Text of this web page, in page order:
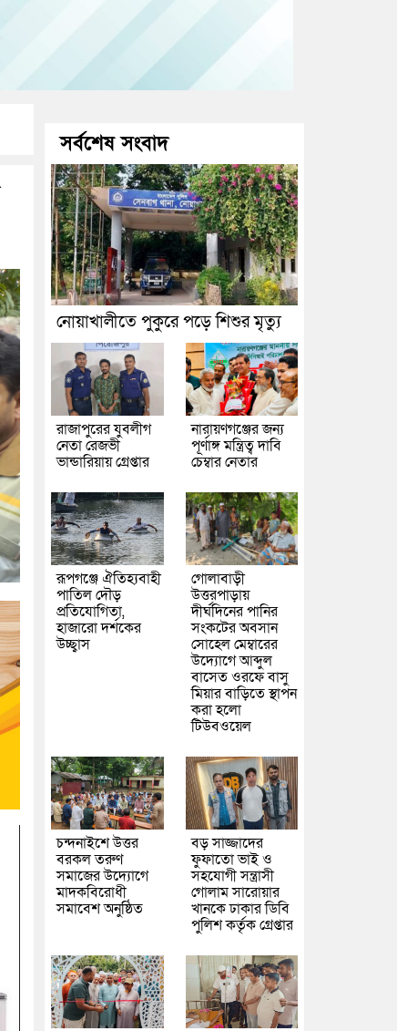
সর্বশেষ সংবাদ
নোয়াখালীতে পুকুরে পড়ে শিশুর মৃত্যু
রাজাপুরের যুবলীগ
নেতা রেজভী
ভান্ডারিয়ায় গ্রেপ্তার
নারায়ণগঞ্জের জন্য
পূর্ণাঙ্গ মন্ত্রিত্ব দাবি
চেম্বার নেতার
রূপগঞ্জে ঐতিহ্যবাহী
পাতিল দৌড়
প্রতিযোগিতা,
হাজারো দর্শকের
উচ্ছ্বাস
গোলাবাড়ী
উত্তরপাড়ায়
দীর্ঘদিনের পানির
সংকটের অবসান
সোহেল মেম্বারের
উদ্যোগে আব্দুল
বাসেত ওরফে বাসু
মিয়ার বাড়িতে স্থাপন
করা হলো
টিউবওয়েল
চন্দনাইশে উত্তর
বরকল তরুণ
সমাজের উদ্যোগে
মাদকবিরোধী
সমাবেশ অনুষ্ঠিত
বড় সাজ্জাদের
ফুফাতো ভাই ও
সহযোগী সন্ত্রাসী
গোলাম সারোয়ার
খানকে ঢাকার ডিবি
পুলিশ কর্তৃক গ্রেপ্তার